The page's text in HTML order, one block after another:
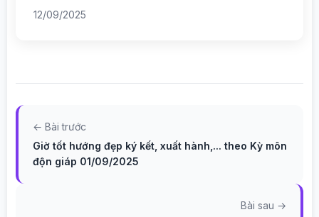
12/09/2025
← Bài trước
Giờ tốt hướng đẹp ký kết, xuất hành,... theo Kỳ môn
độn giáp 01/09/2025
Bài sau →